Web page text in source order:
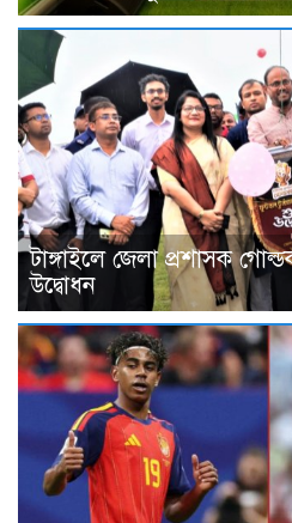
টাঙ্গাইলে জেলা প্রশাসক
উদ্বোধন